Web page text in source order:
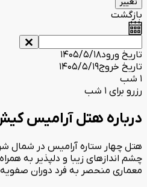
بازگشت
تاریخ ورود1405/5/18
تاریخ خروج1405/5/19
1 شب
رزرو برای 1 شب
درباره هتل آرامیس
چشم اندازهای زیبا و دلپذیر به
معماری منحصر به فرد دوران صفویه